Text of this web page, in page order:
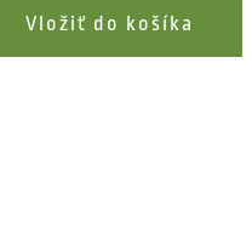
Vložiť do košíka